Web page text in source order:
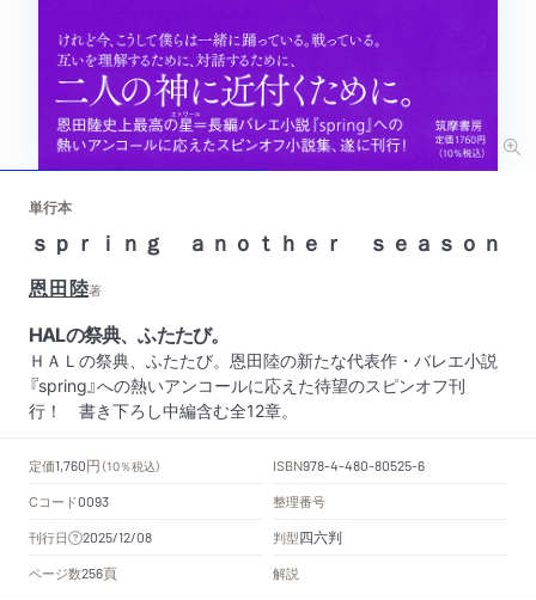
単行本
ｓｐｒｉｎｇ ａｎｏｔｈｅｒ ｓｅａｓｏｎ
恩田陸著
HALの祭典、ふたたび。
ＨＡＬの祭典、ふたたび。恩田陸の新たな代表作・バレエ小説
『spring』への熱いアンコールに応えた待望のスピンオフ刊
行！ 書き下ろし中編含む全12章。
定価1,760円 （10％税込） ISBN978-4-480-80525-6
Cコード0093
整理番号
刊行日
2025/12/08 判型四六判
ページ数256頁 解説